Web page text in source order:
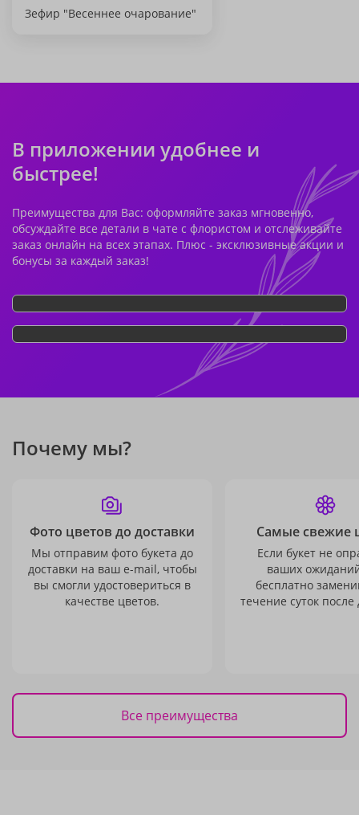
Зефир "Весеннее очарование"
В приложении удобнее и
быстрее!
Преимущества для Вас: оформляйте заказ мгновенно,
обсуждайте все детали в чате с флористом и отслеживайте
заказ онлайн на всех этапах. Плюс - эксклюзивные акции и
бонусы за каждый заказ!
Почему мы?
Фото цветов до доставки
Мы отправим фото букета до
доставки на ваш e-mail, чтобы
вы смогли удостовериться в
качестве цветов.
Самые свежие
Если букет не
ваших
бесплатно
течение суток после
Все преимущества